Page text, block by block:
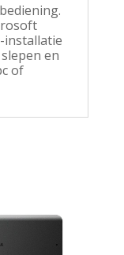
installatie
en
of